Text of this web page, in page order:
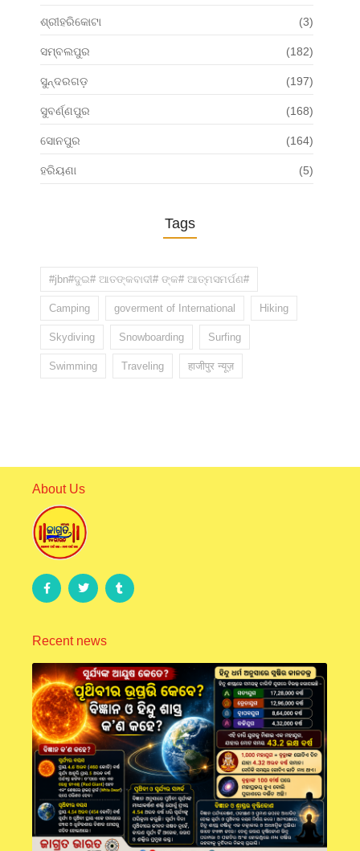
ଶ୍ରୀହରିକୋଟା (3)
ସମ୍ବଲପୁର (182)
ସୁନ୍ଦରଗଡ଼ (197)
ସୁବର୍ଣ୍ଣପୁର (168)
ସୋନପୁର (164)
ହରିୟଣା (5)
Tags
#jbn#ଦୁଇ# ଆତଙ୍କବାଦୀ# ଙ୍କ# ଆତ୍ମସମର୍ପଣ#
Camping goverment of International Hiking
Skydiving Snowboarding Surfing
Swimming Traveling हाजीपुर न्यूज़
About Us
Recent news